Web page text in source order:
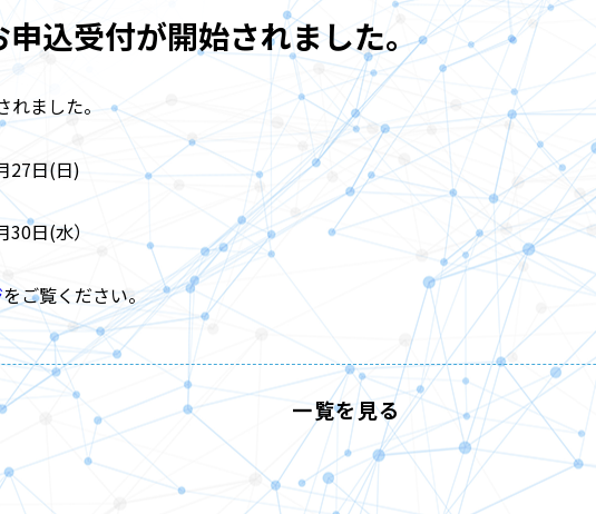
込受付が開始されました。
ました。
27日(日)
日(水）
をご覧ください。
一覧を見る